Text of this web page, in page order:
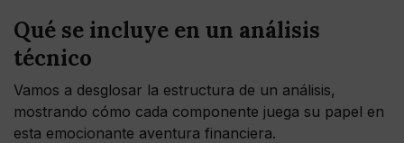
Qué se incluye en un análisis
técnico
Vamos a desglosar la estructura de un análisis,
mostrando cómo cada componente juega su papel en
esta emocionante aventura financiera.